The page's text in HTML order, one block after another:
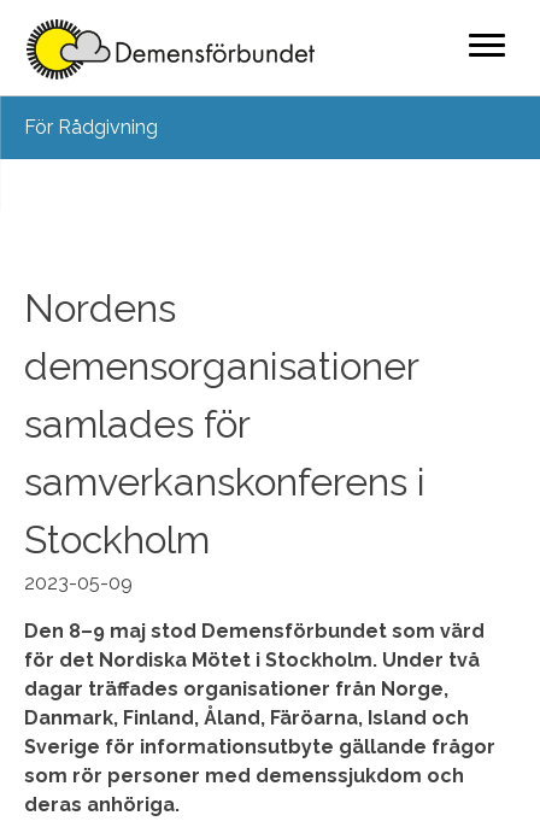
content
För Rådgivning
Nordens
demensorganisationer
samlades för
samverkanskonferens i
Stockholm
2023-05-09
Den 8–9 maj stod Demensförbundet som värd
för det Nordiska Mötet i Stockholm. Under två
dagar träffades organisationer från Norge,
Danmark, Finland, Åland, Färöarna, Island och
Sverige för informationsutbyte gällande frågor
som rör personer med demenssjukdom och
deras anhöriga.